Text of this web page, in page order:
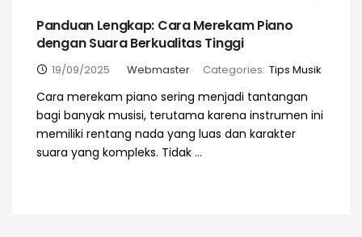
Panduan Lengkap: Cara Merekam Piano
dengan Suara Berkualitas Tinggi
19/09/2025 Webmaster Categories: Tips Musik
Cara merekam piano sering menjadi tantangan
bagi banyak musisi, terutama karena instrumen ini
memiliki rentang nada yang luas dan karakter
suara yang kompleks. Tidak ...